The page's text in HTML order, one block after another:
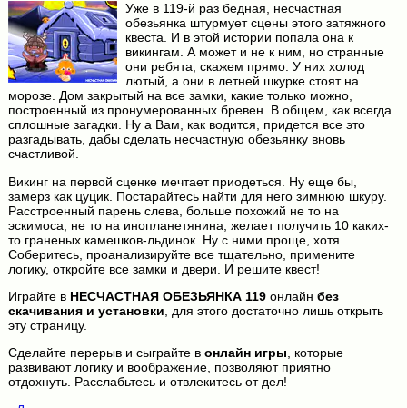
Уже в 119-й раз бедная, несчастная
обезьянка штурмует сцены этого затяжного
квеста. И в этой истории попала она к
викингам. А может и не к ним, но странные
они ребята, скажем прямо. У них холод
лютый, а они в летней шкурке стоят на
морозе. Дом закрытый на все замки, какие только можно,
построенный из пронумерованных бревен. В общем, как всегда
сплошные загадки. Ну а Вам, как водится, придется все это
разгадывать, дабы сделать несчастную обезьянку вновь
счастливой.
Викинг на первой сценке мечтает приодеться. Ну еще бы,
замерз как цуцик. Постарайтесь найти для него зимнюю шкуру.
Расстроенный парень слева, больше похожий не то на
эскимоса, не то на инопланетянина, желает получить 10 каких-
то граненых камешков-льдинок. Ну с ними проще, хотя...
Соберитесь, проанализируйте все тщательно, примените
логику, откройте все замки и двери. И решите квест!
Играйте в НЕСЧАСТНАЯ ОБЕЗЬЯНКА 119онлайн без
скачивания и установки , для этого достаточно лишь открыть
эту страницу.
Сделайте перерыв и сыграйте в онлайн игры, которые
развивают логику и воображение, позволяют приятно
отдохнуть. Расслабьтесь и отвлекитесь от дел!